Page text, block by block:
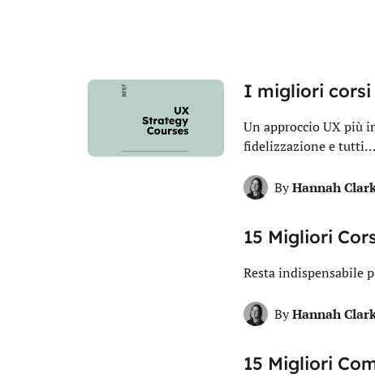
I migliori corsi
Un approccio UX più
fidelizzazione e tutti…
ByHannah
15 Migliori
Resta indispensabile
ByHannah
15 Migliori